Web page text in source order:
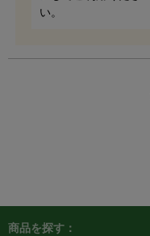
い。
商品を探す：